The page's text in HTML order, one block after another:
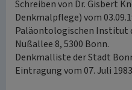
Schreiben von Dr. Gisbert
Denkmalpflege) vom
Paläontologischen Institut
Nußallee 8, 5300 Bonn.
Denkmalliste der Stadt
Eintragung vom 07. Juli